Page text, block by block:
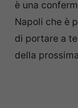
è una
Napoli che è
di portare a
della